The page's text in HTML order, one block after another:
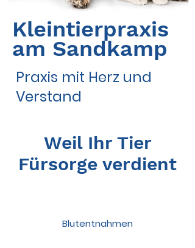
Kleintierpraxis
am Sandkamp
Praxis mit Herz und
Verstand
Weil Ihr Tier
Fürsorge verdient
Blutentnahmen